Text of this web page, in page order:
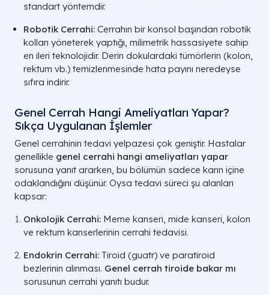
standart yöntemdir.
Robotik Cerrahi: Cerrahın bir konsol başından robotik
kolları yöneterek yaptığı, milimetrik hassasiyete sahip
en ileri teknolojidir. Derin dokulardaki tümörlerin (kolon,
rektum vb.) temizlenmesinde hata payını neredeyse
sıfıra indirir.
Genel Cerrah Hangi Ameliyatları Yapar?
Sıkça Uygulanan İşlemler
Genel cerrahinin tedavi yelpazesi çok geniştir. Hastalar
genellikle genel cerrahi hangi ameliyatları yapar
sorusuna yanıt ararken, bu bölümün sadece karın içine
odaklandığını düşünür. Oysa tedavi süreci şu alanları
kapsar:
Onkolojik Cerrahi: Meme kanseri, mide kanseri, kolon
ve rektum kanserlerinin cerrahi tedavisi.
Endokrin Cerrahi: Tiroid (guatr) ve paratiroid
bezlerinin alınması. Genel cerrah tiroide bakar mı
sorusunun cerrahi yanıtı budur.